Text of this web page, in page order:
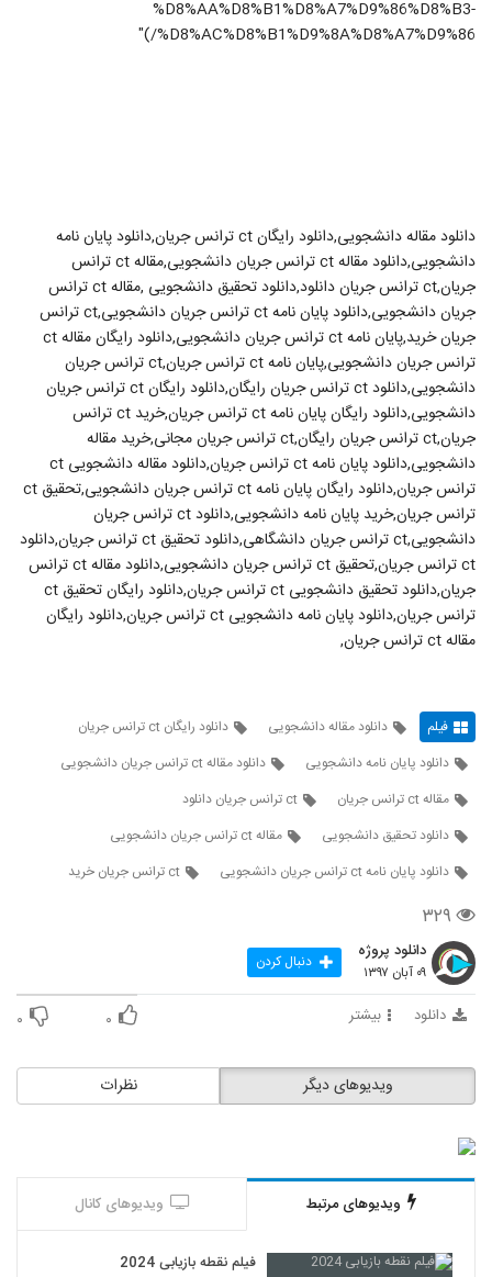
%D8%AA%D8%B1%D8%A7%D9%86%D8%B3-
%D8%AC%D8%B1%D9%8A%D8%A7%D9%86/)"
دانلود مقاله دانشجویی,دانلود رایگان ct ترانس جریان,دانلود پایان نامه
دانشجویی,دانلود مقاله ct ترانس جریان دانشجویی,مقاله ct ترانس
جریان,ct ترانس جریان دانلود,دانلود تحقیق دانشجویی ,مقاله ct ترانس
جریان دانشجویی,دانلود پایان نامه ct ترانس جریان دانشجویی,ct ترانس
جریان خرید,پایان نامه ct ترانس جریان دانشجویی,دانلود رایگان مقاله ct
ترانس جریان دانشجویی,پایان نامه ct ترانس جریان,ct ترانس جریان
دانشجویی,دانلود ct ترانس جریان رایگان,دانلود رایگان ct ترانس جریان
دانشجویی,دانلود رایگان پایان نامه ct ترانس جریان,خرید ct ترانس
جریان,ct ترانس جریان رایگان,ct ترانس جریان مجانی,خرید مقاله
دانشجویی,دانلود پایان نامه ct ترانس جریان,دانلود مقاله دانشجویی ct
ترانس جریان,دانلود رایگان پایان نامه ct ترانس جریان دانشجویی,تحقیق ct
ترانس جریان,خرید پایان نامه دانشجویی,دانلود ct ترانس جریان
دانشجویی,ct ترانس جریان دانشگاهی,دانلود تحقیق ct ترانس جریان,دانلود
ct ترانس جریان,تحقیق ct ترانس جریان دانشجویی,دانلود مقاله ct ترانس
جریان,دانلود تحقیق دانشجویی ct ترانس جریان,دانلود رایگان تحقیق ct
ترانس جریان,دانلود پایان نامه دانشجویی ct ترانس جریان,دانلود رایگان
مقاله ct ترانس جریان,
فیلم دانلود مقاله دانشجویی
دانلود رایگان ct ترانس جریان
دانلود پایان نامه دانشجویی
دانلود مقاله ct ترانس جریان دانشجویی
مقاله ct ترانس جریان
ct ترانس جریان دانلود
دانلود تحقیق دانشجویی
مقاله ct ترانس جریان دانشجویی
دانلود پایان نامه ct ترانس جریان دانشجویی
ct ترانس جریان خرید
۳۲۹
دانلود پروژه
۰۹ آبان ۱۳۹۷ دنبال کردن
دانلود بیشتر ۰ ۰
نظرات ویدیوهای دیگر
ویدیوهای مرتبط ویدیوهای کانال
فیلم نقطه بازیابی 2024